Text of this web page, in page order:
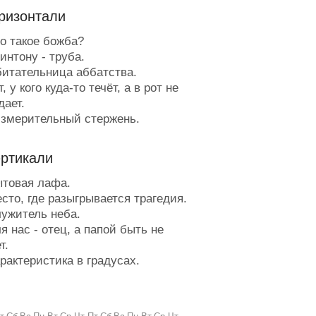
такое божба?
- труба.
аббатства.
у кого куда-то течёт, а в рот не
стержень.
но легко, орудуя штопором.
говорящий истинами.
замечательный артист может
из кастрата.
хирурга.
с дробью.
столбняк.
из семейства гематом.
лафа.
где разыгрывается трагедия.
неба.
нас - отец, а папой быть не
в градусах.